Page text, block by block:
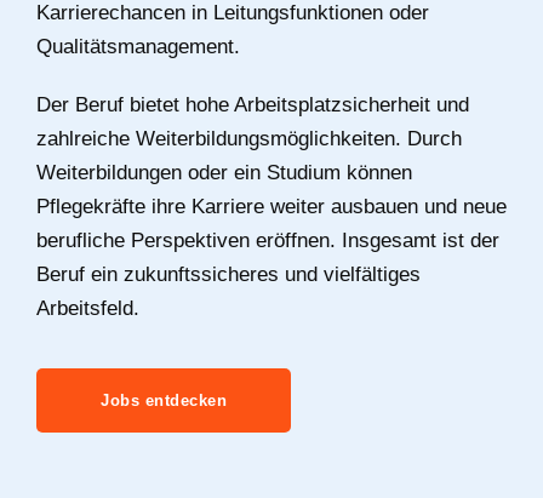
Karrierechancen in Leitungsfunktionen oder
Qualitätsmanagement.
Der Beruf bietet hohe Arbeitsplatzsicherheit und
zahlreiche Weiterbildungsmöglichkeiten. Durch
Weiterbildungen oder ein Studium können
Pflegekräfte ihre Karriere weiter ausbauen und neue
berufliche Perspektiven eröffnen. Insgesamt ist der
Beruf ein zukunftssicheres und vielfältiges
Arbeitsfeld.
Jobs entdecken